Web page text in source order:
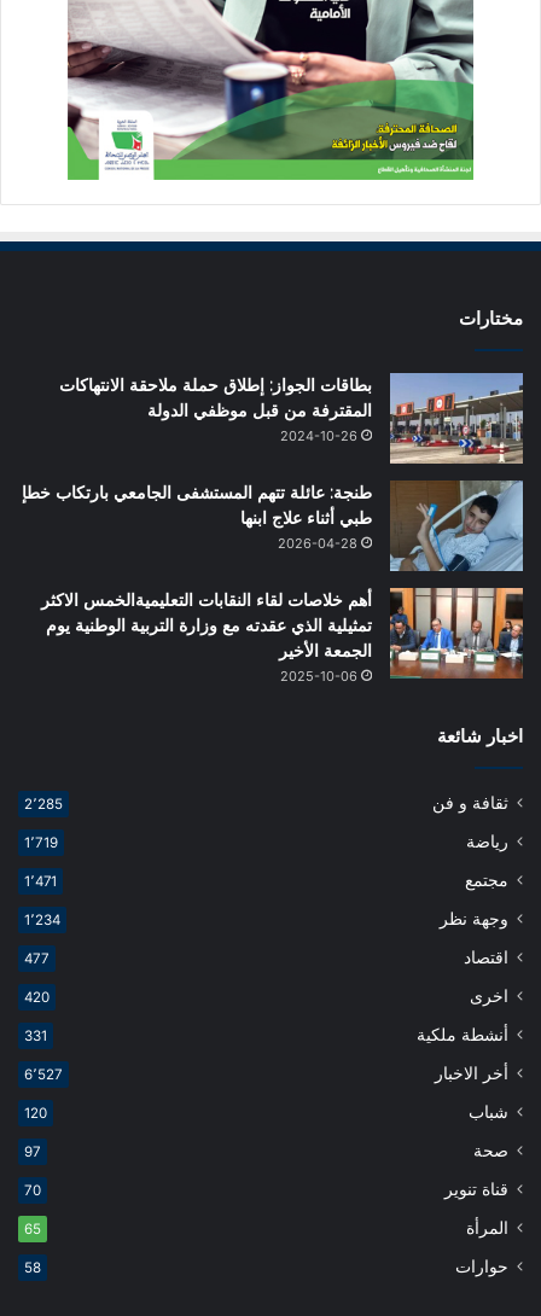
مختارات
بطاقات الجواز: إطلاق حملة ملاحقة الانتهاكات
المقترفة من قبل موظفي الدولة
2024-10-26
طنجة: عائلة تتهم المستشفى الجامعي بارتكاب خطإ
طبي أثناء علاج ابنها
2026-04-28
أهم خلاصات لقاء النقابات التعليميةالخمس الاكثر
تمثيلية الذي عقدته مع وزارة التربية الوطنية يوم
الجمعة الأخير
2025-10-06
اخبار شائعة
ثقافة و فن 2٬285
رياضة 1٬719
مجتمع 1٬471
وجهة نظر 1٬234
اقتصاد 477
اخرى 420
أنشطة ملكية 331
أخر الاخبار 6٬527
شباب 120
صحة 97
قناة تنوير 70
المرأة 65
حوارات 58